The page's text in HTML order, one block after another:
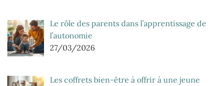
Le rôle des parents dans l’apprentissage de
l’autonomie
27/03/2026
Les coffrets bien-être à offrir à une jeune